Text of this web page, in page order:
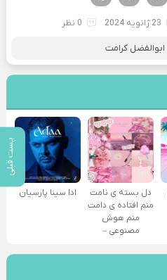
پست قبلی
23 ژانویه 2024 0 نظر
ابوالفضل کرامت
دل بسته ی نامت
منم افتاده ی دامت
منم هوش
مصنوعی –
ادا سینا پارسیان